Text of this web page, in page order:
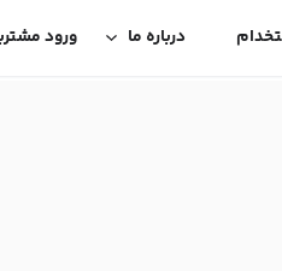
درباره ما ورود